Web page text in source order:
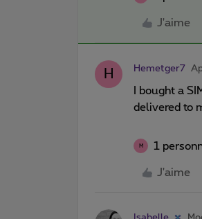
J'aime
H Hemetger7
I bought a
delivered to
M 1
J'aime